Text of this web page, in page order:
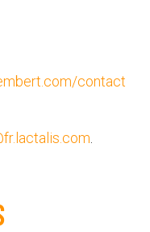
contact